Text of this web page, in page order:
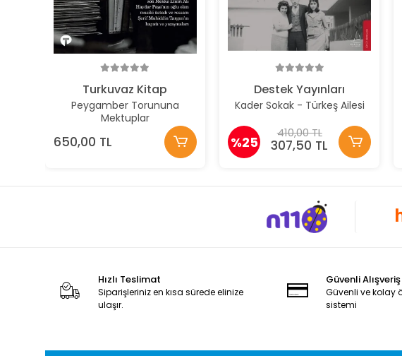
Turkuvaz Kitap
Peygamber Torununa
Mektuplar
650,00 TL
Destek Yayınları
Kader Sokak - Türkeş Ailesi
%25
410,00 TL
307,50 TL
Hızlı Teslimat
Siparişleriniz en kısa sürede elinize
ulaşır.
Güvenli Alışveriş
Güvenli ve kolay
sistemi